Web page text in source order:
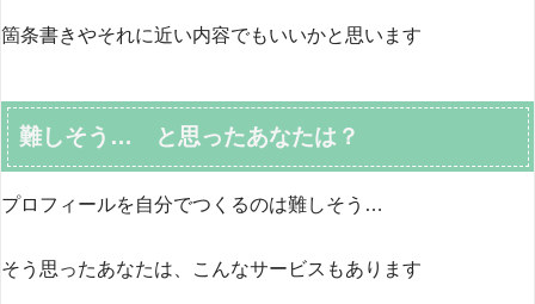
箇条書きやそれに近い内容でもいいかと思います
難しそう… と思ったあなたは？
プロフィールを自分でつくるのは難しそう…
そう思ったあなたは、こんなサービスもあります